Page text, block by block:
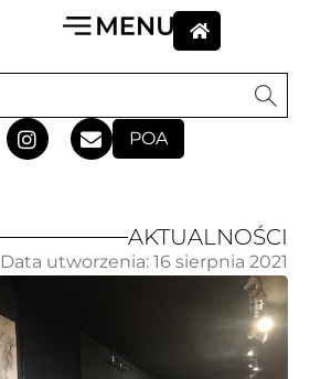
POA
AKTUALNOŚCI
Data utworzenia: 16 sierpnia 2021